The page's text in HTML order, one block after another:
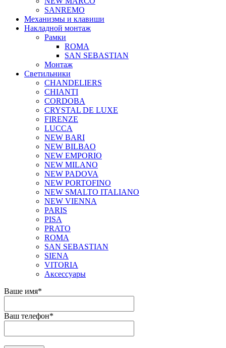
SANREMO
Механизмы и клавиши
Накладной монтаж
Рамки
ROMA
SAN SEBASTIAN
Монтаж
Светильники
CHANDELIERS
CHIANTI
CORDOBA
CRYSTAL DE LUXE
FIRENZE
LUCCA
NEW BARI
NEW BILBAO
NEW EMPORIO
NEW MILANO
NEW PADOVA
NEW PORTOFINO
NEW SMALTO ITALIANO
NEW VIENNA
PARIS
PISA
PRATO
ROMA
SAN SEBASTIAN
SIENA
VITORIA
Аксессуары
Ваше имя*
Ваш телефон*